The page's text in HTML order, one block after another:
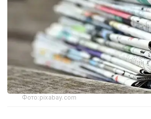
Фото:pixabay.com